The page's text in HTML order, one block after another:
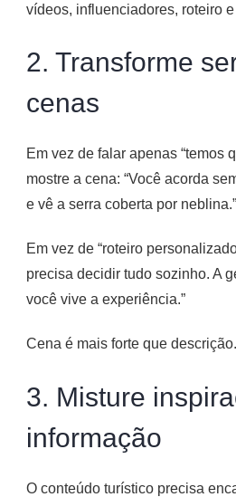
vídeos, influenciadores, roteiro e
2. Transforme
cenas
Em vez de falar apenas “temos
mostre a cena: “Você acorda
e vê a serra coberta por neblina.”
Em vez de “roteiro
precisa decidir tudo sozinho. A
você vive a experiência.”
Cena é mais forte que descrição.
3. Misture
informação
O conteúdo turístico precisa